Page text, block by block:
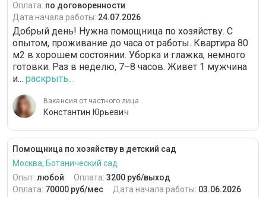
Оплата: по договоренности
Дата начала работы: 24.07.2026
Добрый день! Нужна помощница по хозяйству. С
опытом, проживание до часа от работы. Квартира 80
м2 в хорошем состоянии. Уборка и глажка, немного
готовки. Раз в неделю, 7–8 часов. Живет 1 мужчина
и... раскрыть...
Вакансия от частного лица
Константин Юрьевич
Помощница по хозяйству в детский сад
Москва, Ботанический сад
Опыт: любой Оплата: 3200 руб/выход
Оплата: 70000 руб/мес Дата начала работы: 03.06.2026